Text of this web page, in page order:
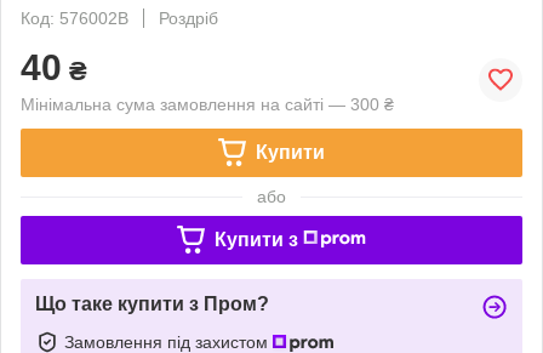
Код: 576002В
Роздріб
40 ₴
Мінімальна сума замовлення на сайті — 300 ₴
Купити
або
Купити з
Що таке купити з Пром?
Замовлення під захистом